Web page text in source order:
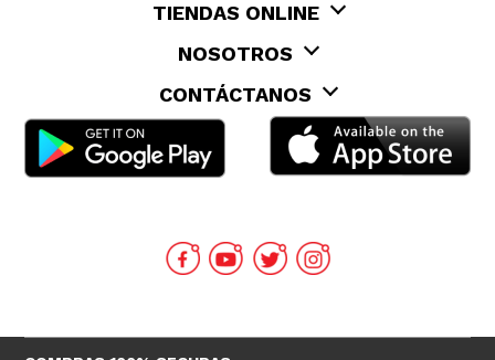
TIENDAS ONLINE
NOSOTROS
CONTÁCTANOS